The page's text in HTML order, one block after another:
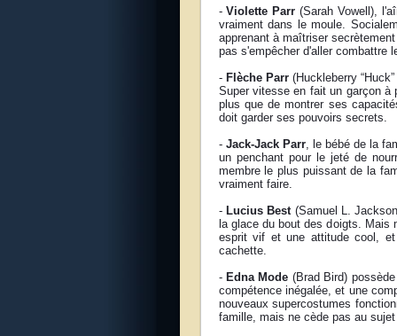
-Violette Parr (Sarah Vowell),
vraiment dans le moule.
apprenant à maîtriser
pas s'empêcher d'aller combattre
-Flèche Parr(Huckleberry
Super vitesse en fait un garçon à
plus que de montrer ses
doit garder ses pouvoirs secrets.
- Jack-Jack Parr, le bébé de la
un penchant pour le jeté de
membre le plus puissant de la
vraiment faire.
- Lucius Best(Samuel L.
la glace du bout des doigts.
esprit vif et une attitude cool,
cachette.
- Edna Mode (Brad Bird)
compétence inégalée, et une
nouveaux supercostumes
famille, mais ne cède pas au